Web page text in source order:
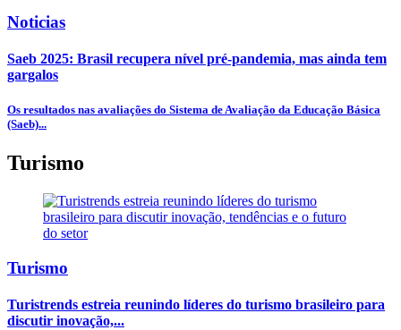
Noticias
Saeb 2025: Brasil recupera nível pré-pandemia, mas ainda tem
gargalos
Os resultados nas avaliações do Sistema de Avaliação da Educação Básica
(Saeb)...
Turismo
Turismo
Turistrends estreia reunindo líderes do turismo brasileiro para
discutir inovação,...